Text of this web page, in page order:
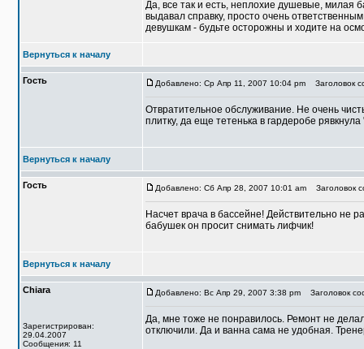
Да, все так и есть, неплохие душевые, милая
выдавал справку, просто очень
девушкам - будьте осторожны и ходите на
Вернуться к началу
Гость Добавлено: Ср Апр 11, 2007 10:04 pm Заголовок
Отвратительное обслуживание. Не очень
плитку, да еще тетенька в гардеробе
Вернуться к началу
Гость Добавлено: Сб Апр 28, 2007 10:01 am Заголовок
Насчет врача в бассейне! Действительно не
бабушек он просит снимать лифчик!
Вернуться к началу
Chiara
Зарегистрирован:
29.04.2007
Сообщения: 11
Добавлено: Вс Апр 29, 2007 3:38 pm Заголовок
Да, мне тоже не понравилось. Ремонт не
отключили. Да и ванна сама не удобная.